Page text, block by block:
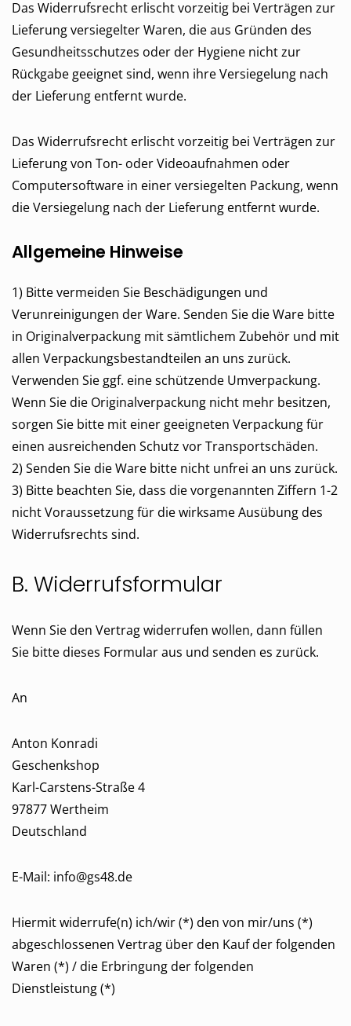
Das Widerrufsrecht erlischt vorzeitig bei Verträgen zur
Lieferung versiegelter Waren, die aus Gründen des
Gesundheitsschutzes oder der Hygiene nicht zur
Rückgabe geeignet sind, wenn ihre Versiegelung nach
der Lieferung entfernt wurde.
Das Widerrufsrecht erlischt vorzeitig bei Verträgen zur
Lieferung von Ton- oder Videoaufnahmen oder
Computersoftware in einer versiegelten Packung, wenn
die Versiegelung nach der Lieferung entfernt wurde.
Allgemeine Hinweise
1) Bitte vermeiden Sie Beschädigungen und
Verunreinigungen der Ware. Senden Sie die Ware bitte
in Originalverpackung mit sämtlichem Zubehör und mit
allen Verpackungsbestandteilen an uns zurück.
Verwenden Sie ggf. eine schützende Umverpackung.
Wenn Sie die Originalverpackung nicht mehr besitzen,
sorgen Sie bitte mit einer geeigneten Verpackung für
einen ausreichenden Schutz vor Transportschäden.
2) Senden Sie die Ware bitte nicht unfrei an uns zurück.
3) Bitte beachten Sie, dass die vorgenannten Ziffern 1-2
nicht Voraussetzung für die wirksame Ausübung des
Widerrufsrechts sind.
B. Widerrufsformular
Wenn Sie den Vertrag widerrufen wollen, dann füllen
Sie bitte dieses Formular aus und senden es zurück.
An
Anton Konradi
Geschenkshop
Karl-Carstens-Straße 4
97877 Wertheim
Deutschland
E-Mail: info@gs48.de
Hiermit widerrufe(n) ich/wir (*) den von mir/uns (*)
abgeschlossenen Vertrag über den Kauf der folgenden
Waren (*) / die Erbringung der folgenden
Dienstleistung (*)